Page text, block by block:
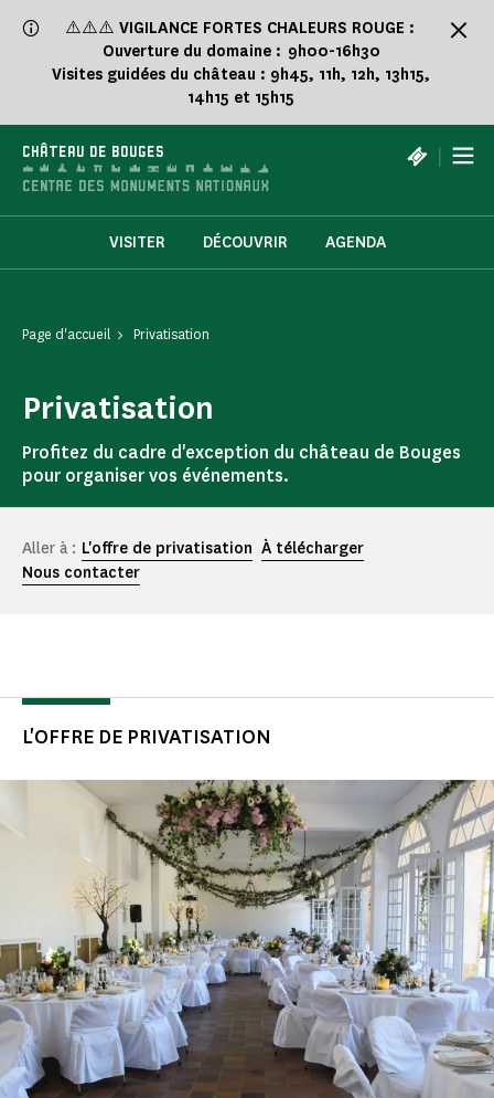
⚠️⚠️⚠️ VIGILANCE FORTES CHALEURS ROUGE :
Ouverture du domaine : 9h00-16h30
Visites guidées du château : 9h45, 11h, 12h, 13h15,
14h15 et 15h15
CHÂTEAU DE BOUGES |
VISITER DÉCOUVRIR AGENDA
Page d'accueil Privatisation
Privatisation
Profitez du cadre d'exception du château de Bouges
pour organiser vos événements.
Aller à : L'offre de privatisation À télécharger
Nous contacter
L'OFFRE DE PRIVATISATION